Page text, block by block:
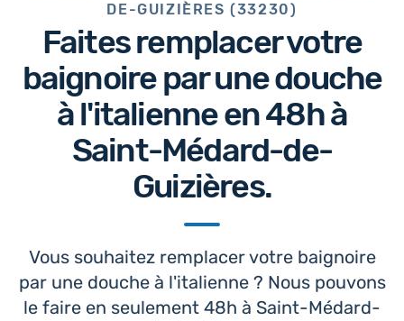
DE-GUIZIÈRES (33230)
Faites remplacer votre
baignoire parune douche
à l'italienne en 48hà
Saint-Médard-de-
Guizières.
Vous souhaitez remplacer votre baignoire
par une douche à l'italienne ? Nous pouvons
le faire en seulement 48h à Saint-Médard-